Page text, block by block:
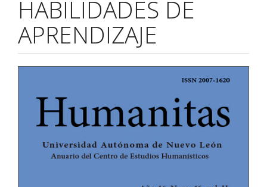
HABILIDADES DE
APRENDIZAJE
Barra
lateral
del
artículo